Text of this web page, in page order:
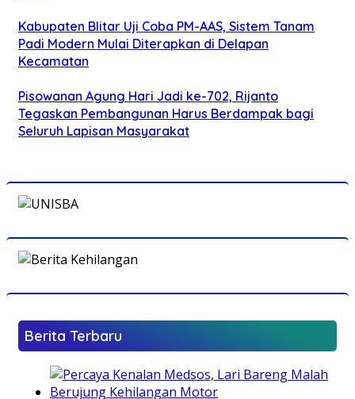
Kabupaten Blitar Uji Coba PM-AAS, Sistem Tanam
Padi Modern Mulai Diterapkan di Delapan
Kecamatan
Pisowanan Agung Hari Jadi ke-702, Rijanto
Tegaskan Pembangunan Harus Berdampak bagi
Seluruh Lapisan Masyarakat
Berita Terbaru